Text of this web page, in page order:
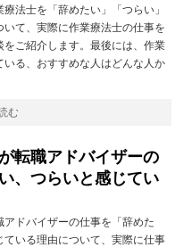
法士を「辞めたい」「つらい」
いて、実際に作業療法士の仕事を
をご紹介します。最後には、作業
いる、おすすめな人はどんな人か
む
転職アドバイザーの
、つらいと感じてい
アドバイザーの仕事を「辞めた
ている理由について、実際に仕事